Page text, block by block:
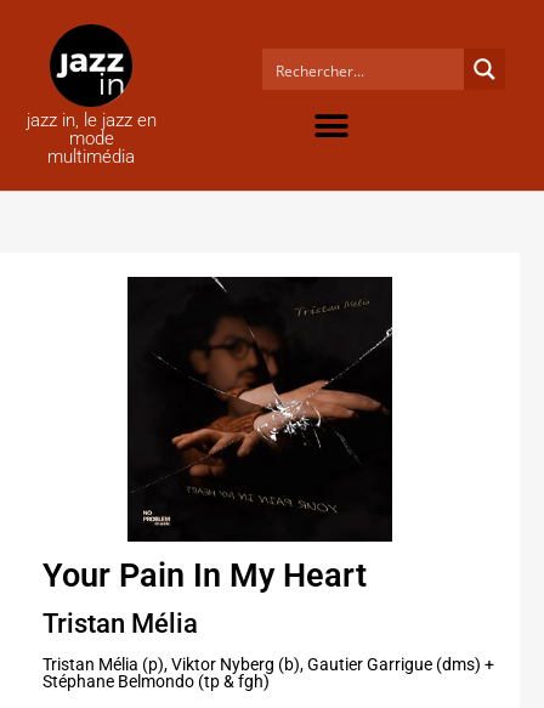
jazz in, le jazz en
mode
multimédia
Your Pain In My Heart
Tristan Mélia
Tristan Mélia (p), Viktor Nyberg (b), Gautier Garrigue (dms) +
Stéphane Belmondo (tp & fgh)